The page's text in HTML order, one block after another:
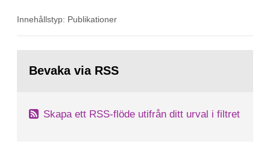
legat på formella samrådsprocesser kring den
tillståndsansökningar enligt kärntekniklagen.
Innehållstyp: Publikationer
sida:Bevaka via RSS
Skapa ett RSS-flöde utifrån ditt urval i filtret